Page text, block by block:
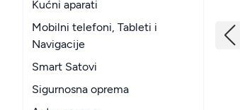
Kućni aparati
Mobilni telefoni, Tableti i
Navigacije
Smart Satovi
Sigurnosna oprema